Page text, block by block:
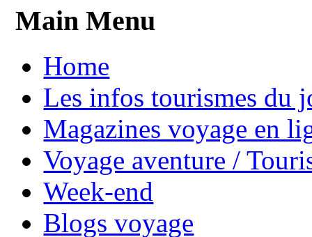
Main Menu
Home
Les infos tourismes du
Magazines voyage en
Voyage aventure /
Week-end
Blogs voyage